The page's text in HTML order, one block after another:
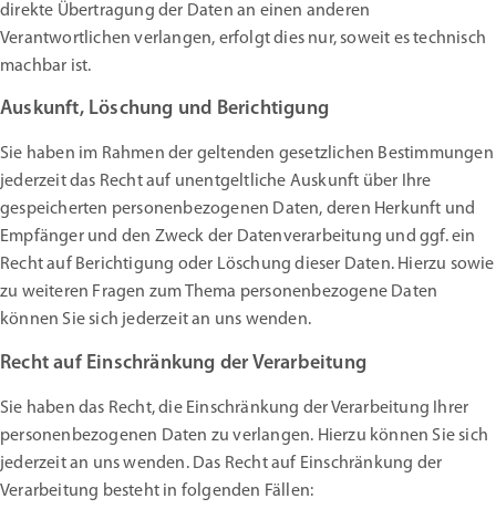
direkte Übertragung der Daten an einen anderen
Verantwortlichen verlangen, erfolgt dies nur, soweit es technisch
machbar ist.
Auskunft, Löschung und Berichtigung
Sie haben im Rahmen der geltenden gesetzlichen Bestimmungen
jederzeit das Recht auf unentgeltliche Auskunft über Ihre
gespeicherten personenbezogenen Daten, deren Herkunft und
Empfänger und den Zweck der Datenverarbeitung und ggf. ein
Recht auf Berichtigung oder Löschung dieser Daten. Hierzu sowie
zu weiteren Fragen zum Thema personenbezogene Daten
können Sie sich jederzeit an uns wenden.
Recht auf Einschränkung der Verarbeitung
Sie haben das Recht, die Einschränkung der Verarbeitung Ihrer
personenbezogenen Daten zu verlangen. Hierzu können Sie sich
jederzeit an uns wenden. Das Recht auf Einschränkung der
Verarbeitung besteht in folgenden Fällen: